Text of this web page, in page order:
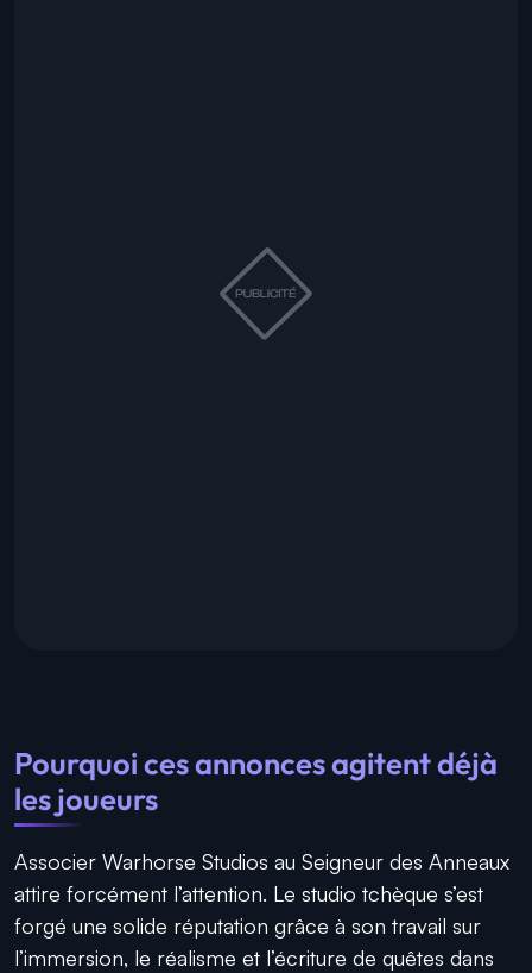
Pourquoi ces annonces agitent déjà
les joueurs
Associer Warhorse Studios au Seigneur des Anneaux
attire forcément l’attention. Le studio tchèque s’est
forgé une solide réputation grâce à son travail sur
l’immersion, le réalisme et l’écriture de quêtes dans